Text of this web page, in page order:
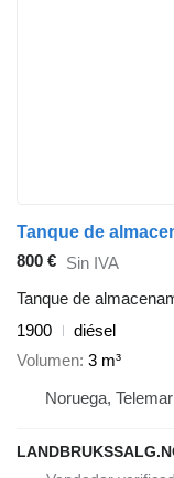
Tanque de
800 € Sin IVA
Tanque de
1900
diésel
Volumen 3 m³
Noruega,